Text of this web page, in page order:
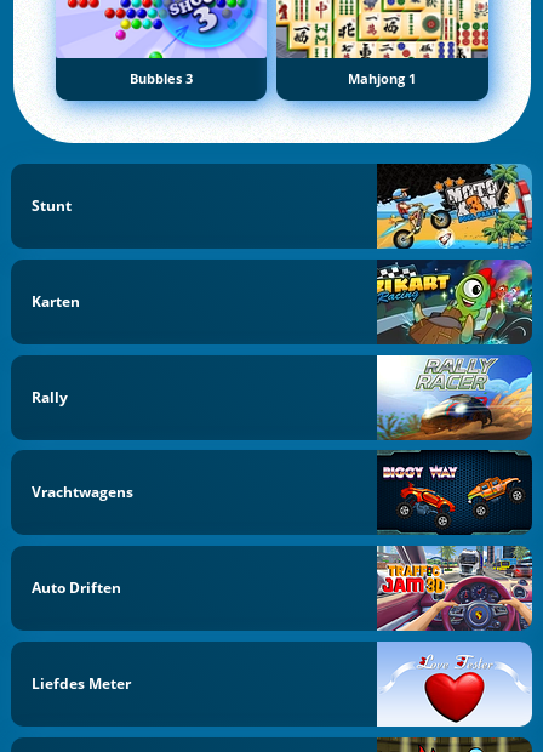
Bubbles 3 Mahjong 1
Stunt
Karten
Rally
Vrachtwagens
Auto Driften
Liefdes Meter